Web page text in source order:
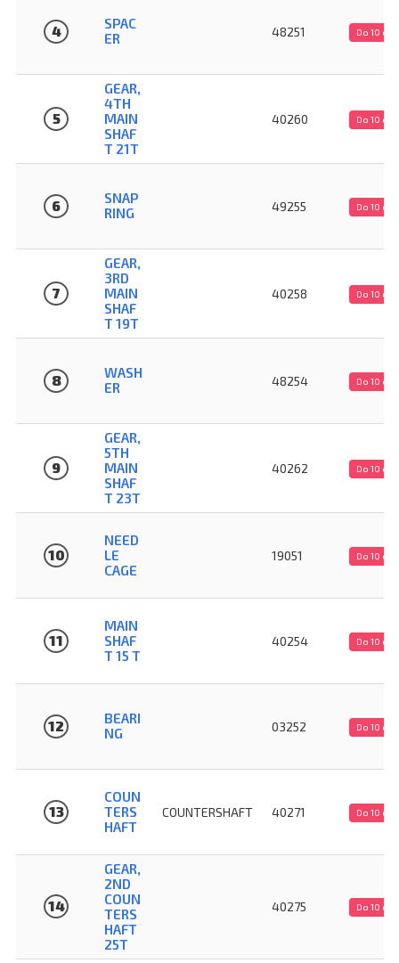
4
SPAC
ER
48251 Do 10 dnů
5
GEAR,
4TH
MAIN
SHAF
T 21T
40260 Do 10 dnů
6
SNAP
RING
49255 Do 10 dnů
7
GEAR,
3RD
MAIN
SHAF
T 19T
40258 Do 10 dnů
8
WASH
ER
48254 Do 10 dnů
9
GEAR,
5TH
MAIN
SHAF
T 23T
40262 Do 10 dnů
10
NEED
LE
CAGE
19051 Do 10 dnů
11
MAIN
SHAF
T 15 T
40254 Do 10 dnů
12
BEARI
NG
03252 Do 10 dnů
13
COUN
TERS
HAFT
COUNTERSHAFT 40271 Do 10 dnů
14
GEAR,
2ND
COUN
TERS
HAFT
25T
40275 Do 10 dnů